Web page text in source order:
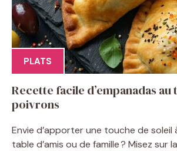
PLATS
Recette facile d’empanadas au
poivrons
Envie d’apporter une touche de
table d’amis ou de famille ? Misez sur la